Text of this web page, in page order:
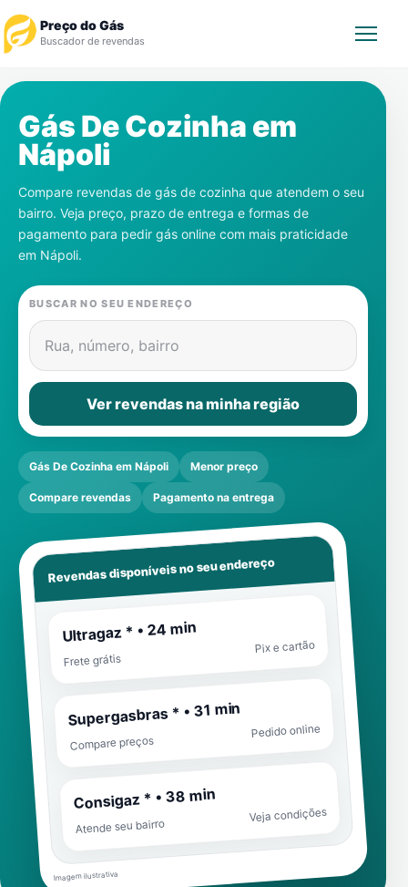
Preço do Gás
Buscador de revendas
Revendedor
Notícias
Cadastre-se
Gás
Contatos
Gás De Cozinha em
Nápoli
Compare revendas de gás de cozinha que atendem o seu
bairro. Veja preço, prazo de entrega e formas de
pagamento para pedir gás online com mais praticidade
em Nápoli.
BUSCAR NO SEU ENDEREÇO
Rua, número, bairro
Ver revendas na minha região
Gás De Cozinha em Nápoli Menor preço
Compare revendas Pagamento na entrega
Revendas disponíveis no seu endereço
Ultragaz * • 24 min
Frete grátis
Pix e cartão
Supergasbras * • 31 min
Compare preços
Pedido online
Consigaz * • 38 min
Atende seu bairro
Veja condições
Imagem ilustrativa